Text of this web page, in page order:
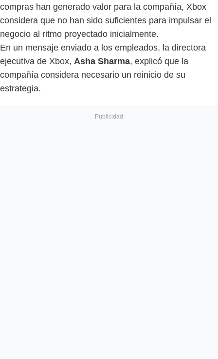
compras han generado valor para la compañía, Xbox
considera que no han sido suficientes para impulsar el
negocio al ritmo proyectado inicialmente.
En un mensaje enviado a los empleados, la directora
ejecutiva de Xbox, Asha Sharma, explicó que la
compañía considera necesario un reinicio de su
estrategia.